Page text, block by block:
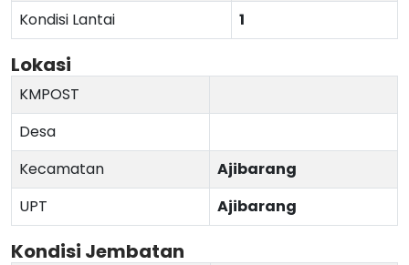
Kondisi Lantai
1
Lokasi
KMPOST
Desa
Kecamatan
Ajibarang
UPT
Ajibarang
Kondisi Jembatan